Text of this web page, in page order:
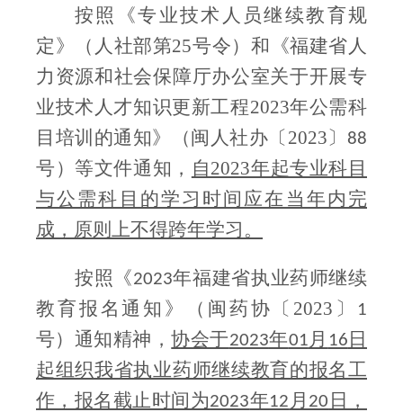
按照《专业技术人员继续教育规
定》（ 人社部第25号令） 和《福建省人
力资源和社会保障厅办公室关于开展专
业技术人才知识更新工程2023年公需科
目培训的通知》（闽人社办 〔2023〕 88
号）等文件通知， 自2023年起专业科目
与公需科目的学习时间应在当年内完
成，原则上不得跨年学习。
按照《2023年福建省执业药师继续
教育报名通知》（闽药协
〔2023〕 1
号）通知精神，协会于2023年01月 16 日
起组织我省执业药师继续教育的报名工
作，报名截止时间为2023年12 月 20 日，